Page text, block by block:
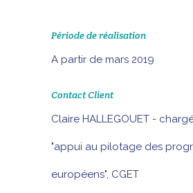
Période de réalisation
A partir de mars 2019
Contact Client
Claire HALLEGOUET -
"appui au pilotage des
européens", CGET